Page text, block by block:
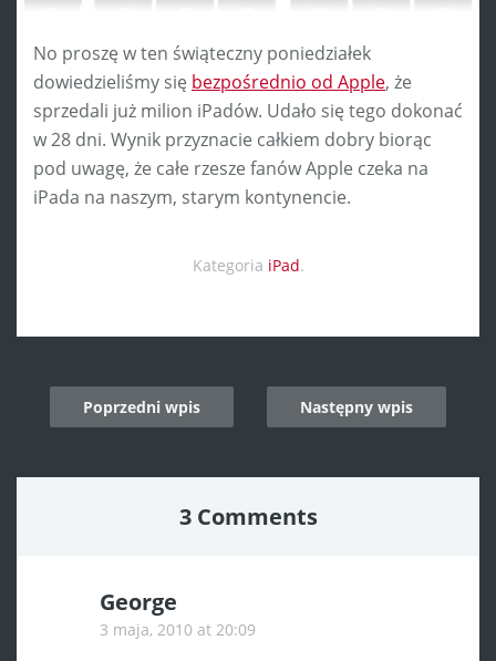
No proszę w ten świąteczny poniedziałek
dowiedzieliśmy się bezpośrednio od Apple, że
sprzedali już milion iPadów. Udało się tego dokonać
w 28 dni. Wynik przyznacie całkiem dobry biorąc
pod uwagę, że całe rzesze fanów Apple czeka na
iPada na naszym, starym kontynencie.
Kategoria iPad.
Post
navigation
Poprzedni wpis Następny wpis
3 Comments
George
3 maja, 2010 at 20:09